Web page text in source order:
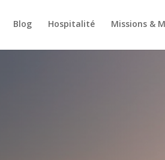
Blog Hospitalité Missions &